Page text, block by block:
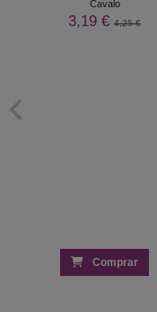
Cavalo
3,19 € 4,25 €
Comprar